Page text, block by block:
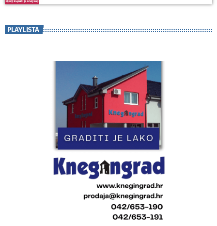
PLAYLISTA